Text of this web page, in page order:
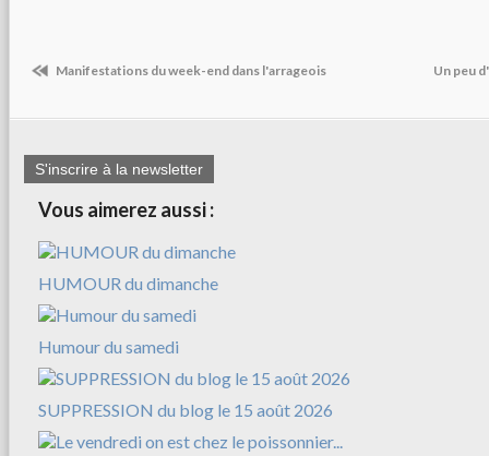
Manifestations du week-end dans l'arrageois Un peu
S'inscrire à la newsletter
Vous aimerez aussi :
HUMOUR du dimanche
Humour du samedi
SUPPRESSION du blog le 15 août 2026